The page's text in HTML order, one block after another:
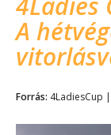
A
Forrás: 4LadiesCup